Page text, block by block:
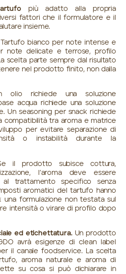
più adatto alla propria
fattori che il formulatore e il
insieme.
Tartufo bianco per note intense e
note delicate e terrose, profilo
scelta parte sempre dal risultato
nel prodotto finito, non dalla
olio richiede una soluzione
acqua richiede una soluzione
Un seasoning per snack richiede
compatibilità tra aroma e matrice
per evitare separazione di
o instabilità durante la
il prodotto subisce cottura,
l’aroma deve essere
trattamento specifico senza
aromatici del tartufo hanno
una formulazione non testata sul
intensità o virare di profilo dopo
ed etichettatura. Un prodotto
avrà esigenze di clean label
il canale foodservice. La scelta
aroma naturale e aroma di
su cosa si può dichiarare in